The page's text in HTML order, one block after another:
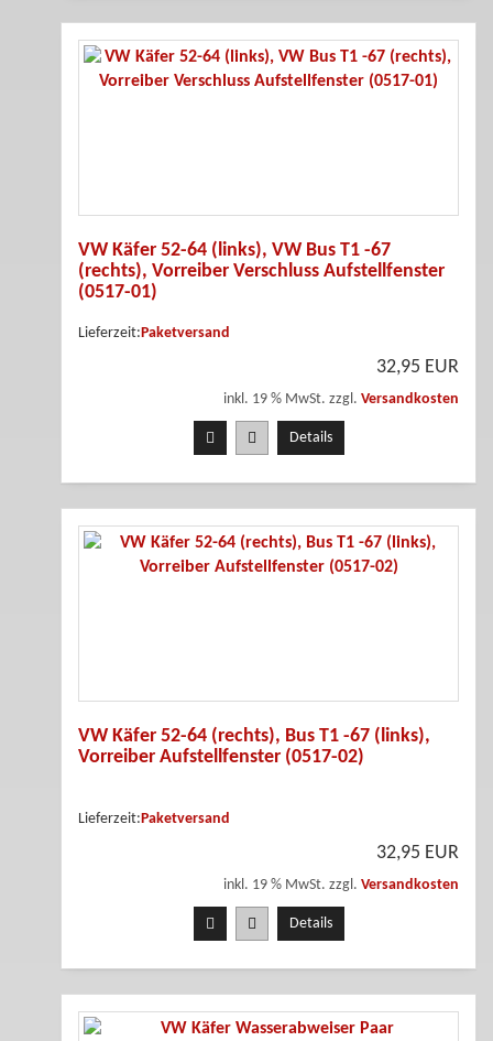
VW Käfer 52-64 (links), VW Bus T1 -67
(rechts), Vorreiber Verschluss Aufstellfenster
(0517-01)
Lieferzeit: Paketversand
32,95 EUR
inkl. 19 % MwSt. zzgl. Versandkosten
Details
VW Käfer 52-64 (rechts), Bus T1 -67 (links),
Vorreiber Aufstellfenster (0517-02)
Lieferzeit: Paketversand
32,95 EUR
inkl. 19 % MwSt. zzgl. Versandkosten
Details